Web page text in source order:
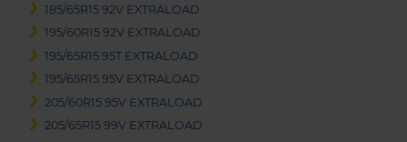
185/65R15 92V EXTRALOAD
195/60R15 92V EXTRALOAD
195/65R15 95T EXTRALOAD
195/65R15 95V EXTRALOAD
205/60R15 95V EXTRALOAD
205/65R15 99V EXTRALOAD